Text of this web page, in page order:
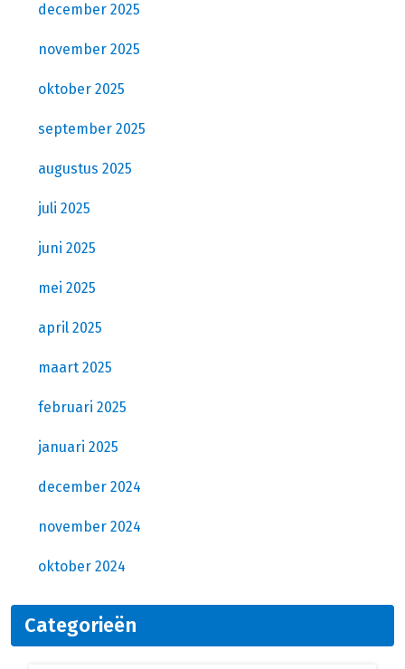
december 2025
november 2025
oktober 2025
september 2025
augustus 2025
juli 2025
juni 2025
mei 2025
april 2025
maart 2025
februari 2025
januari 2025
december 2024
november 2024
oktober 2024
Categorieën